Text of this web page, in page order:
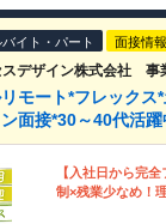
バイト・パート 面接情
スデザイン株式会社 事
モート*フレックス
面接*30～40代活躍
【入社日から完
制×残業少なめ！